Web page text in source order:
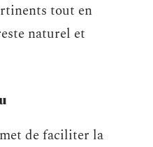
tout en
naturel et
de faciliter la